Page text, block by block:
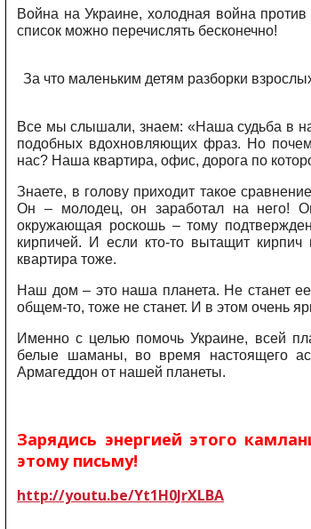
Война на Украине, холодная война
список можно перечислять бесконечно!
За что маленьким детям разборки
Все мы слышали, знаем: «Наша судьба в
подобных вдохновляющих фраз. Но
нас? Наша квартира, офис, дорога по
Знаете, в голову приходит такое
Он – молодец, он заработал на него!
окружающая роскошь – тому
кирпичей. И если кто-то вытащит
квартира тоже.
Наш дом – это наша планета. Не станет
общем-то, тоже не станет. И в этом очень
Именно с целью помочь Украине, всей
белые шаманы, во время настоящего
Армагеддон от нашей планеты.
Зарядись энергией этого
этому письму!
http://youtu.be/Yt1H0JrXLBA